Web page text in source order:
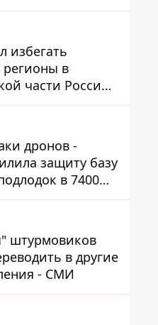
избегать
регионы в
части России,
долетают
дронов -
защиту базу
в 7400
штурмовиков
в другие
- СМИ